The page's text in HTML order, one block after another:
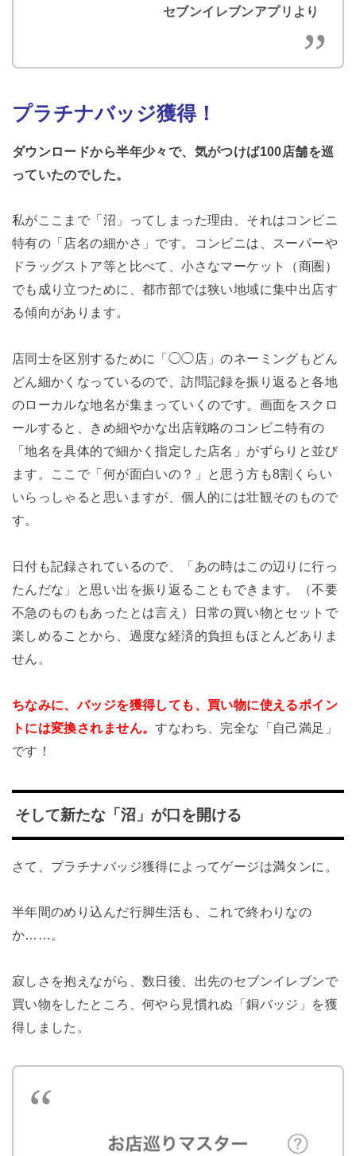
セブンイレブンアプリより
プラチナバッジ獲得！
ダウンロードから半年少々で、気がつけば100店舗を巡
っていたのでした。
私がここまで「沼」ってしまった理由、それはコンビニ
特有の「店名の細かさ」です。コンビニは、スーパーや
ドラッグストア等と比べて、小さなマーケット（商圏）
でも成り立つために、都市部では狭い地域に集中出店す
る傾向があります。
店同士を区別するために「◯◯店」のネーミングもどん
どん細かくなっているので、訪問記録を振り返ると各地
のローカルな地名が集まっていくのです。画面をスクロ
ールすると、きめ細やかな出店戦略のコンビニ特有の
「地名を具体的で細かく指定した店名」がずらりと並び
ます。ここで「何が面白いの？」と思う方も8割くらい
いらっしゃると思いますが、個人的には壮観そのもので
す。
日付も記録されているので、「あの時はこの辺りに行っ
たんだな」と思い出を振り返ることもできます。（不要
不急のものもあったとは言え）日常の買い物とセットで
楽しめることから、過度な経済的負担もほとんどありま
せん。
ちなみに、バッジを獲得しても、買い物に使えるポイン
トには変換されません。すなわち、完全な「自己満足」
です！
そして新たな「沼」が口を開ける
さて、プラチナバッジ獲得によってゲージは満タンに。
半年間のめり込んだ行脚生活も、これで終わりなの
か……。
寂しさを抱えながら、数日後、出先のセブンイレブンで
買い物をしたところ、何やら見慣れぬ「銅バッジ」を獲
得しました。